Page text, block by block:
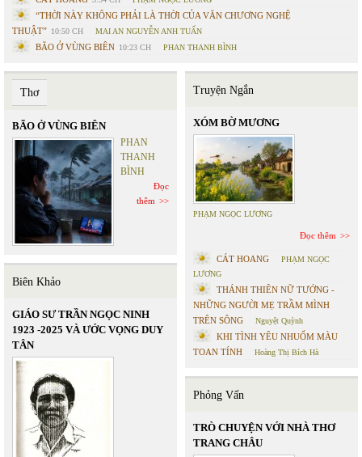
“THỜI NÀY KHÔNG PHẢI LÀ THỜI CỦA VĂN CHƯƠNG NGHỆ
THUẬT” 10:50 CH MAI AN NGUYỄN ANH TUẤN
BÃO Ở VÙNG BIÊN 10:23 CH PHAN THANH BÌNH
Thơ
BÃO Ở VÙNG BIÊN
PHAN
THANH
BÌNH
Đọc
thêm
Biên Khảo
GIÁO SƯ TRẦN NGỌC NINH
1923 -2025 VÀ ƯỚC VỌNG DUY
TÂN
Truyện Ngắn
XÓM BỜ MƯƠNG
PHẠM NGỌC LƯƠNG
Đọc thêm
CÁT HOANG
PHẠM NGỌC
LƯƠNG
THÁNH THIÊN NỮ TƯỚNG -
NHỮNG NGƯỜI MẸ TRẦM MÌNH
TRÊN SÔNG
Nguyệt Quỳnh
KHI TÌNH YÊU NHUỐM MÀU
TOAN TÍNH
Hoàng Thị Bích Hà
Phỏng Vấn
TRÒ CHUYỆN VỚI NHÀ THƠ
TRANG CHÂU